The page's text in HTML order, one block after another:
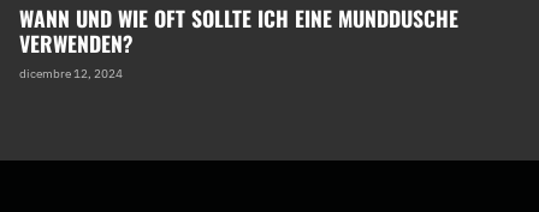
WANN UND WIE OFT SOLLTE ICH EINE MUNDDUSCHE
VERWENDEN?
dicembre 12, 2024